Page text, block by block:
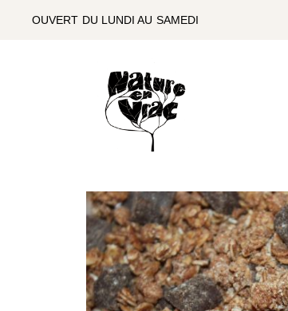
OUVERT DU LUNDI AU SAMEDI